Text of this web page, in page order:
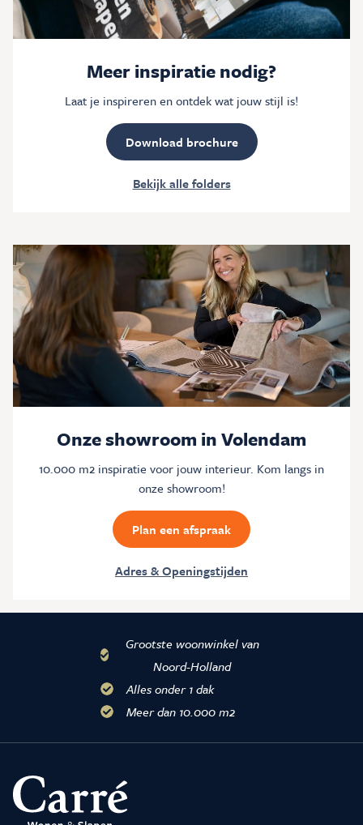
Meer inspiratie nodig?
Laat je inspireren en ontdek wat jouw stijl is!
Download brochure
Bekijk alle folders
Onze showroom in Volendam
10.000 m2 inspiratie voor jouw interieur. Kom langs in
onze showroom!
Plan een afspraak
Adres & Openingstijden
Grootste woonwinkel van
Noord-Holland
Alles onder 1 dak
Meer dan 10.000 m2